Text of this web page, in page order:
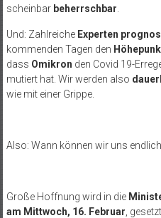
scheinbar beherrschbar
Und: Zahlreiche Experten
kommenden Tagen den
dass Omikron den Covid 19-
mutiert hat. Wir werden also
wie mit einer Grippe.
Also: Wann können wir uns
Große Hoffnung wird in die
am Mittwoch, 16. Februar ,